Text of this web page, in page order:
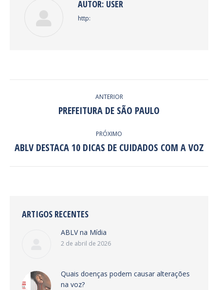
AUTOR: USER
http:
ANTERIOR
Post
PREFEITURA DE SÃO PAULO
PRÓXIMO
Próximo
ABLV DESTACA 10 DICAS DE CUIDADOS COM A VOZ
ARTIGOS RECENTES
ABLV na Mídia
2 de abril de 2026
Quais doenças podem causar alterações
na voz?